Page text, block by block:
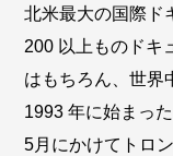
北米最大の国際ド
200 以上ものドキ
はもちろん、世界
1993 年に始まっ
5月にかけてトロ